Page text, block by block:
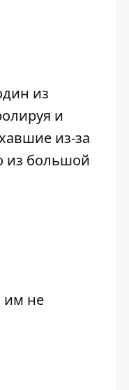
из
и
из-за
из большой
им не